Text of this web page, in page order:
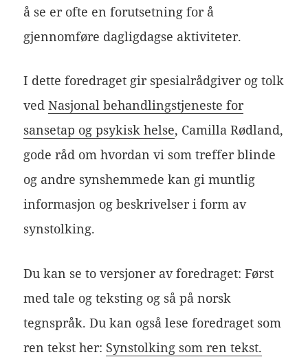
å se er ofte en forutsetning for å
gjennomføre dagligdagse aktiviteter.
I dette foredraget gir spesialrådgiver og tolk
vedNasjonal behandlingstjeneste for
sansetap og psykisk helse, Camilla Rødland,
gode råd om hvordan vi som treffer blinde
og andre synshemmede kan gi muntlig
informasjon og beskrivelser i form av
synstolking.
Du kan se to versjoner av foredraget: Først
med tale og teksting og så på norsk
tegnspråk. Du kan også lese foredraget som
ren tekst her: Synstolking som ren tekst.